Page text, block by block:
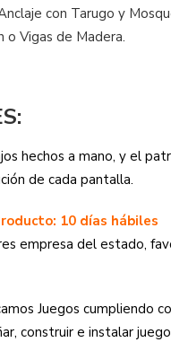
con Tarugo y
Vigas de Madera.
hechos a mano, y el
de cada pantalla.
10 días hábiles
empresa del estado,
Juegos cumpliendo
construir e instalar